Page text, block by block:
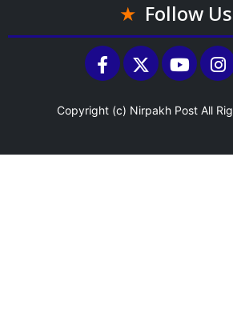
Follow Us
Copyright (c) Nirpakh Post All